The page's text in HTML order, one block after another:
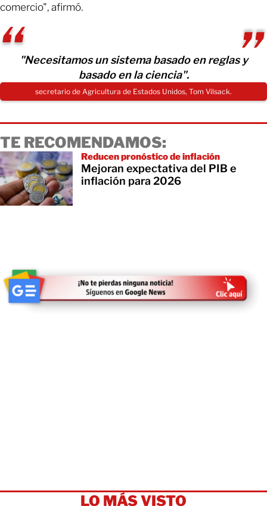
comercio", afirmó.
"Necesitamos un sistema basado en reglas y
basado en la ciencia".
secretario de Agricultura de Estados Unidos, Tom Vilsack.
TE RECOMENDAMOS:
Reducen pronóstico de inflación
Mejoran expectativa del PIB e
inflación para 2026
LO MÁS VISTO